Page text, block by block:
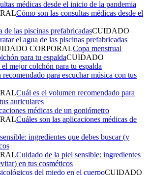
Cómo son las consultas médicas desde el
CUIDADO
el agua de las piscinas prefabricadas
CORPORALCopa menstrual
CUIDADO
el mejor colchón para tu espalda
Cuál es el volumen recomendado para
auriculares
Cuáles son las aplicaciones médicas de
Cuidado de la piel sensible: ingredientes
en tus cosméticos
CUIDADO